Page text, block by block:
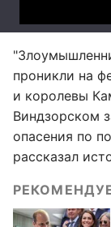
проникли на
и королевы
Виндзорском
опасения по
рассказал